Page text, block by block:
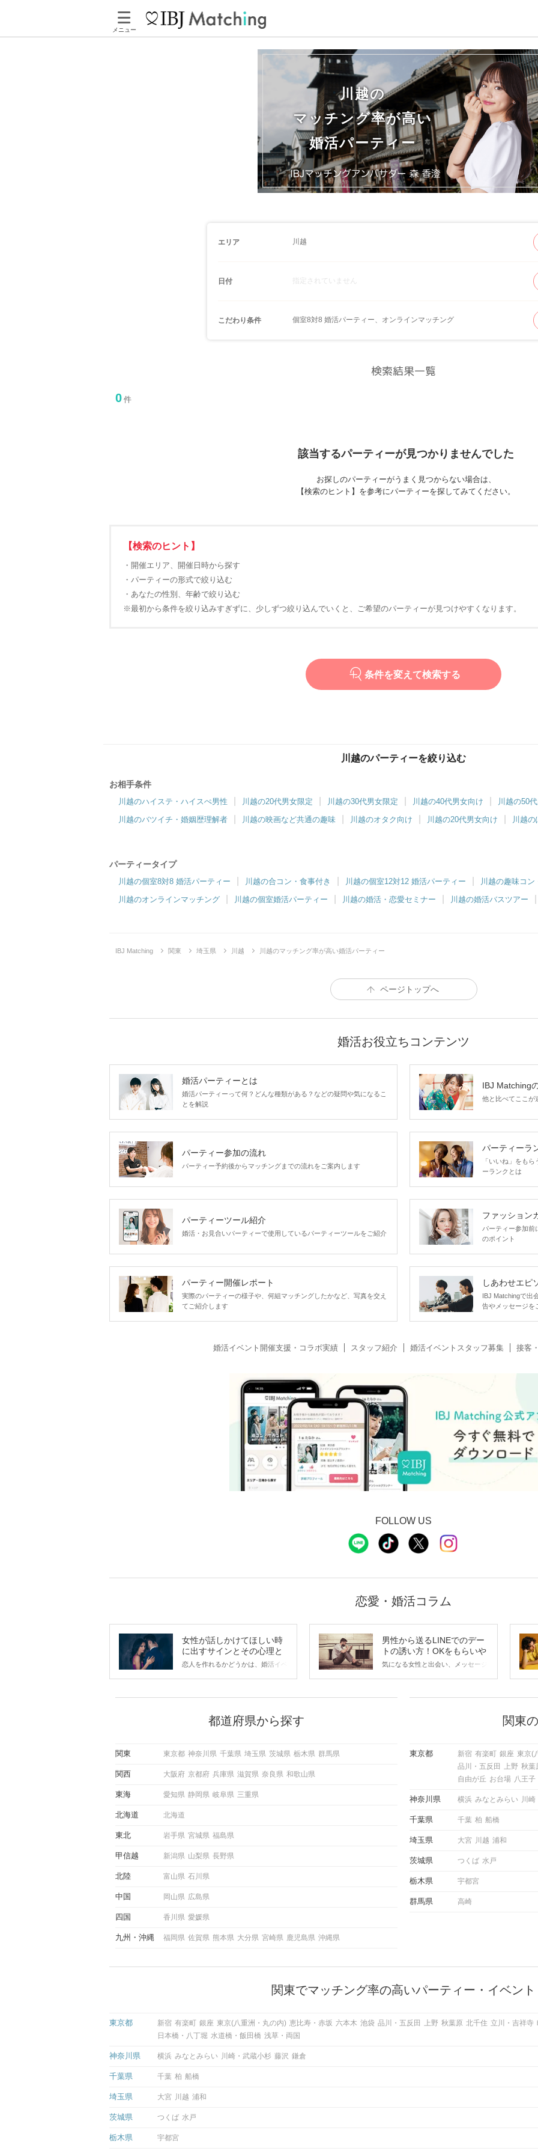
メニュー
川越の
マッチング率が高い
婚活パーティー
エリア 川越
日付 指定されていません
こだわり条件 個室8対8 婚活パーティー、オンラインマッチング
検索結果一覧
0 件
該当するパーティーが見つかりませんでした
お探しのパーティーがうまく見つからない場合は、
【検索のヒント】を参考にパーティーを探してみてください。
【検索のヒント】
・開催エリア、開催日時から探す
・パーティーの形式で絞り込む
・あなたの性別、年齢で絞り込む
※最初から条件を絞り込みすぎずに、少しずつ絞り込んでいくと、ご希望のパーティーが見つけやすくなります。
条件を変えて検索する
川越のパーティーを絞り込む
お相手条件
川越のハイステ・ハイスぺ男性 川越の20代男女限定 川越の30代男女限定 川越の40代男女向け
川越の50
川越のバツイチ・婚姻歴理解者
川越の映画など共通の趣味 川越のオタク向け 川越の20代男女向け 川越
パーティータイプ
川越の個室8対8 婚活パーティー 川越の合コン・食事付き 川越の個室12対12 婚活パーティー 川越の趣味コン
川越のオンラインマッチング
川越の個室婚活パーティー 川越の婚活・恋愛セミナー 川越の婚活バスツアー
IBJ Matching 関東 埼玉県 川越 川越のマッチング率が高い婚活パーティー
ページトップへ
婚活お役立ちコンテンツ
婚活パーティーとは
婚活パーティーって何？どんな種類がある？などの疑問や気になるこ
とを解説
IBJ Matching
他と比べてここが
パーティー参加の流れ
パーティー予約後からマッチングまでの流れをご案内します
パーティーラ
「いいね」をも
ーランクとは
パーティーツール紹介
婚活・お見合いパーティーで使用しているパーティーツールをご紹介
ファッション
パーティー参加前
のポイント
パーティー開催レポート
実際のパーティーの様子や、何組マッチングしたかなど、写真を交え
てご紹介します
しあわせエピ
IBJ Matchingで出
告やメッセージを
婚活イベント開催支援・コラボ実績 スタッフ紹介 婚活イベントスタッフ募集 接客
FOLLOW US
恋愛・婚活コラム
女性が話しかけてほしい時
に出すサインとその心理と
は？
恋人を作れるかどうかは、婚活イベ
から恋人作りを本格的に始めようと
している方は、女性が異性を求めて
この記事では、女性が話しかけて欲
しく解説した後、婚活イベントで実
ような行動に繋げるべきかをご紹介
男性から送るLINEでのデー
トの誘い方！OKをもらいや
すいメッセージのコツは？
気になる女性と出会い、メッセージ
も混じえながら解説するので、ぜひ
都道府県から探す
関東 東京都 神奈川県 千葉県 埼玉県 茨城県 栃木県 群馬県
関西 大阪府 京都府 兵庫県 滋賀県 奈良県 和歌山県
東海 愛知県 静岡県 岐阜県 三重県
北海道 北海道
東北 岩手県 宮城県 福島県
甲信越 新潟県 山梨県 長野県
北陸 富山県 石川県
中国 岡山県 広島県
四国 香川県 愛媛県
九州 沖縄 福岡県 佐賀県 熊本県 大分県 宮崎県 鹿児島県 沖縄県
関東
東京都 新宿 有楽町 銀座 東京(
品川・五反田
上野 秋葉
自由が丘 お台場 八王子
神奈川県 横浜 みなとみらい 川崎
千葉県 千葉 柏 船橋
埼玉県 大宮 川越 浦和
茨城県 つくば 水戸
栃木県 宇都宮
群馬県 高崎
関東でマッチング率の高いパーティー・イベント
東京都 新宿 有楽町 銀座 東京(八重洲・丸の内) 恵比寿・赤坂 六本木 池袋 品川・五反田 上野 秋葉原 北千住 立川・吉祥寺
日本橋・八丁堀 水道橋・飯田橋 浅草・両国
神奈川県 横浜 みなとみらい 川崎・武蔵小杉 藤沢 鎌倉
千葉県 千葉 柏 船橋
埼玉県 大宮 川越 浦和
茨城県 つくば 水戸
栃木県 宇都宮